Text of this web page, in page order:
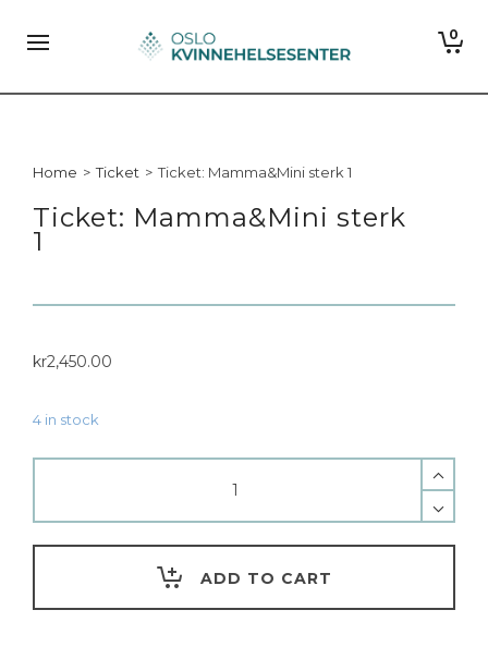
0
Home > Ticket > Ticket: Mamma&Mini sterk 1
Ticket: Mamma&Mini sterk
1
kr2,450.00
4 in stock
ADD TO CART